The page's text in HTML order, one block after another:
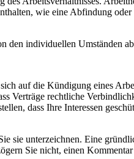
wie eine Abfindung
den individuellen Umständen
auf die Kündigung eines
Verträge rechtliche
dass Ihre Interessen
sie unterzeichnen. Eine
Sie nicht, einen